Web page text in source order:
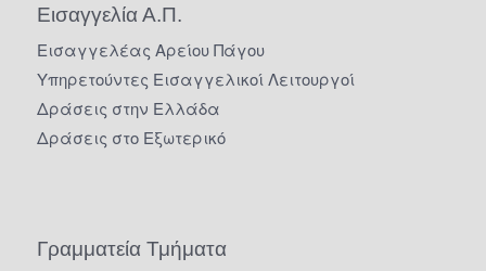
Εισαγγελία Α.Π.
Εισαγγελέας Αρείου Πάγου
Υπηρετούντες Εισαγγελικοί Λειτουργοί
Δράσεις στην Ελλάδα
Δράσεις στο Εξωτερικό
Γραμματεία Τμήματα